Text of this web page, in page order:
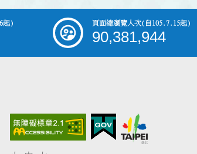
起) 頁面總瀏覽人次(自105.7.15起)
90,381,944